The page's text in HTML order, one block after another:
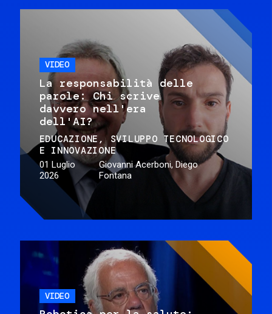
VIDEO
La responsabilità delle
parole: Chi scrive
davvero nell'era
dell'AI?
EDUCAZIONE
SVILUPPO TECNOLOGICO
E INNOVAZIONE
01 Luglio
2026
Giovanni Acerboni, Diego
Fontana
VIDEO